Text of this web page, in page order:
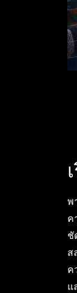
พ
ค
ชั
ส
ค
แ